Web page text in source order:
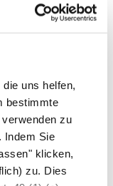
uns helfen,
bestimmte
zu
Indem Sie
klicken,
zu. Dies
Hinweise, in
der
der
3. oder